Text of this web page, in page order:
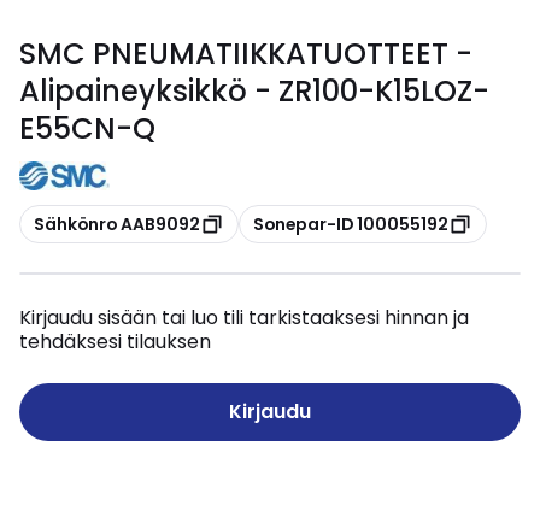
SMC PNEUMATIIKKATUOTTEET -
Alipaineyksikkö - ZR100-K15LOZ-
E55CN-Q
Kopioi
Sähkönro AAB9092 Kopioi
Sonepar-ID 100055192
Kirjaudu sisään tai luo tili tarkistaaksesi hinnan ja
tehdäksesi tilauksen
Kirjaudu